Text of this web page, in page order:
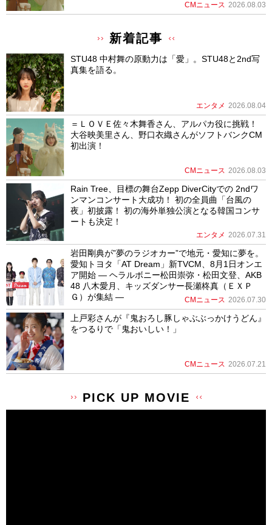
CMニュース 2026.08.03
新着記事
STU48 中村舞の原動力は「愛」。STU48と2nd写
真集を語る。
エンタメ 2026.08.04
＝ＬＯＶＥ佐々木舞香さん、アルパカ役に挑戦！
大谷映美里さん、野口衣織さんがソフトバンクCM
初出演！
CMニュース 2026.08.03
Rain Tree、目標の舞台Zepp DiverCityでの 2ndワ
ンマンコンサート大成功！ 初の全員曲「台風の
夜」初披露！ 初の海外単独公演となる韓国コンサ
ートも決定！
エンタメ 2026.07.31
岩田剛典が”夢のラジオカー”で地元・愛知に夢を。
愛知トヨタ「AT Dream」新TVCM、8月1日オンエ
ア開始 ― ヘラルボニー松田崇弥・松田文登、AKB
48 八木愛月、キッズダンサー長瀬柊真（ＥＸＰ
Ｇ）が集結 ―
CMニュース 2026.07.30
上戸彩さんが『鬼おろし豚しゃぶぶっかけうどん』
をつるりで「鬼おいしい！」
CMニュース 2026.07.21
PICK UP MOVIE